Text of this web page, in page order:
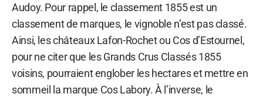
Audoy. Pour rappel, le classement 1855 est un
classement de marques, le vignoble n’est pas classé.
Ainsi, les châteaux Lafon-Rochet ou Cos d’Estournel,
pour ne citer que les Grands Crus Classés 1855
voisins, pourraient englober les hectares et mettre en
sommeil la marque Cos Labory. À l’inverse, le